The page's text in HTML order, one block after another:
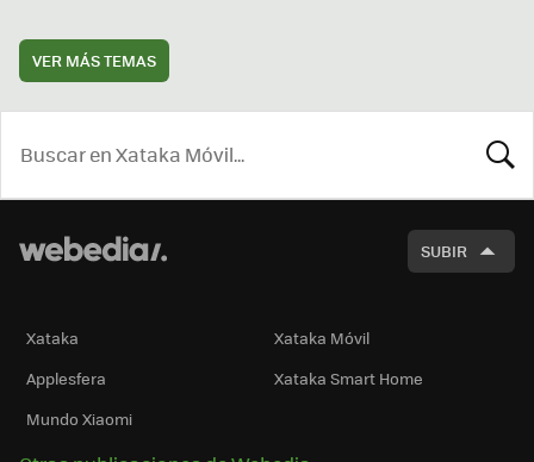
VER MÁS TEMAS
SUBIR
Xataka
Xataka Móvil
Applesfera
Xataka Smart Home
Mundo Xiaomi